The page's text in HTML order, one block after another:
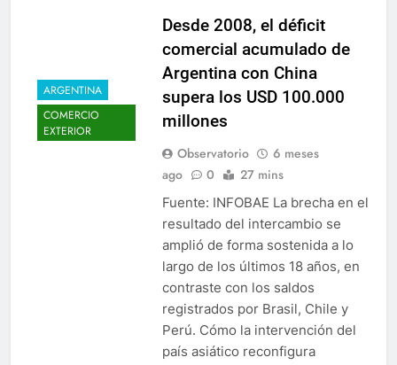
ARGENTINA
COMERCIO
EXTERIOR
Desde 2008, el déficit
comercial acumulado de
Argentina con China
supera los USD 100.000
millones
Observatorio
6 meses
ago
0 27 mins
Fuente: INFOBAE La brecha en el
resultado del intercambio se
amplió de forma sostenida a lo
largo de los últimos 18 años, en
contraste con los saldos
registrados por Brasil, Chile y
Perú. Cómo la intervención del
país asiático reconfigura